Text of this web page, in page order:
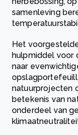
samenleving
Het
hulpmiddel voor
naar
natuurprojecten
betekenis van
onderdeel van